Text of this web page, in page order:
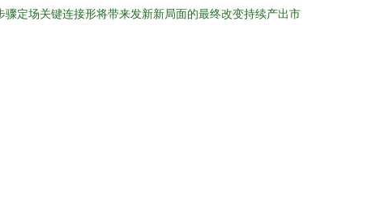
定场关键连接形将带来发新新局面的最终改变持续产出市